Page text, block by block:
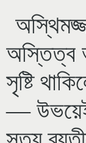
অস্তিত্ব
সৃষ্টি
— উভয়েই